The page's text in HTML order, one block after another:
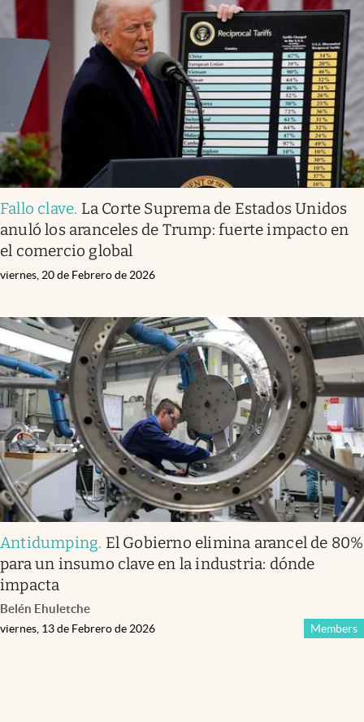
Fallo clave. La Corte Suprema de Estados Unidos
anuló los aranceles de Trump: fuerte impacto en
el comercio global
viernes, 20 de Febrero de 2026
Antidumping. El Gobierno elimina arancel de 80%
para un insumo clave en la industria: dónde
impacta
Belén Ehuletche
Members
viernes, 13 de Febrero de 2026